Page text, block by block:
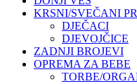
KRSNI/SVEČANI
DJEČACI
DJEVOJČICE
ZADNJI BROJEVI
OPREMA ZA BEBE
TORBE/